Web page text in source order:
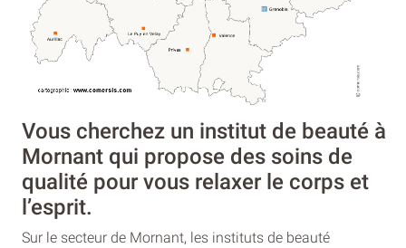
Vous cherchez un institut de beauté à
Mornant qui propose des soins de
qualité pour vous relaxer le corps et
l’esprit.
Sur le secteur de Mornant, les instituts de beauté